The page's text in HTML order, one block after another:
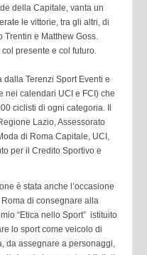
della Capitale, vanta un
le vittorie, tra gli altri, di
Trentin e Matthew Goss.
presente e col futuro.
dalla Terenzi Sport Eventi e
nei calendari UCI e FCI) che
ciclisti di ogni categoria. Il
Lazio, Assessorato
di Roma Capitale, UCI,
per il Credito Sportivo e
è stata anche l’occasione
di consegnare alla
“Etica nello Sport” istituito
lo sport come veicolo di
da assegnare a personaggi,